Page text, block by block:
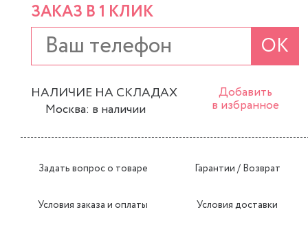
ЗАКАЗ В 1 КЛИК
ОК
НАЛИЧИЕ НА СКЛАДАХ
Москва: в наличии
Добавить
в избранное
Задать вопрос о товаре Гарантии / Возврат
Условия заказа и оплаты Условия доставки